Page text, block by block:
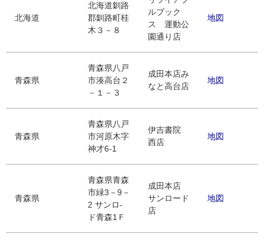
北海道
北海道釧路
郡釧路町桂
木３－８
ルブック
ス 運動公
園通り店
地図
青森県
青森県八戸
市湊高台２
－１－３
成田本店み
なと高台店
地図
青森県
青森県八戸
市河原木字
神才6-1
伊吉書院
西店
地図
青森県
青森県青森
市緑3－9－
2 サンロ-
ド青森1Ｆ
成田本店
サンロード
店
地図